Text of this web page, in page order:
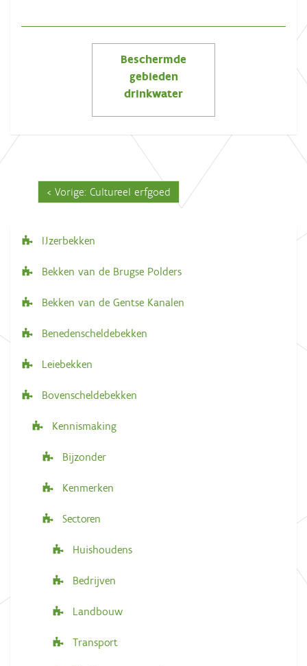
Beschermde
gebieden
drinkwater
Vorige: Cultureel erfgoed
N
a
i
g
t
IJzerbekken
Bekken van de Brugse Polders
Bekken van de Gentse Kanalen
Benedenscheldebekken
Leiebekken
Bovenscheldebekken
Kennismaking
Bijzonder
Kenmerken
Sectoren
Huishoudens
Bedrijven
Landbouw
Transport